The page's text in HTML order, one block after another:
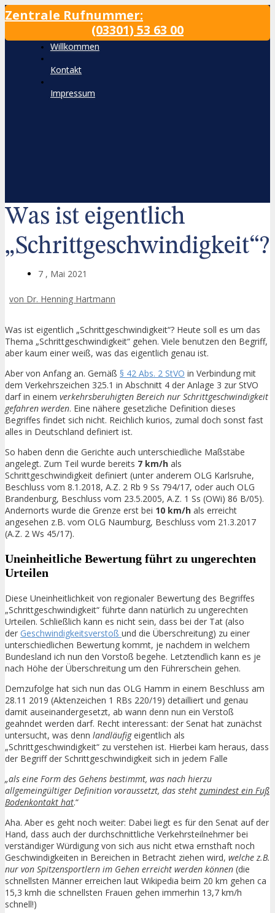
Zum
Inhalt
Zentrale Rufnummer:
(03301) 53 63 00
Willkommen
Kontakt
Impressum
Was ist eigentlich
„Schrittgeschwindigkeit“?
7 , Mai 2021
von Dr. Henning Hartmann
Was ist eigentlich „Schrittgeschwindigkeit“? Heute soll es um das
Thema „Schrittgeschwindigkeit“ gehen. Viele benutzen den Begriff,
aber kaum einer weiß, was das eigentlich genau ist.
Aber von Anfang an. Gemäß § 42 Abs. 2 StVO in Verbindung mit
dem Verkehrszeichen 325.1 in Abschnitt 4 der Anlage 3 zur StVO
darf in einem verkehrsberuhigten Bereich nur Schrittgeschwindigkeit
gefahren werden. Eine nähere gesetzliche Definition dieses
Begriffes findet sich nicht. Reichlich kurios, zumal doch sonst fast
alles in Deutschland definiert ist.
So haben denn die Gerichte auch unterschiedliche Maßstäbe
angelegt. Zum Teil wurde bereits 7 km/h als
Schrittgeschwindigkeit definiert (unter anderem OLG Karlsruhe,
Beschluss vom 8.1.2018, A.Z. 2 Rb 9 Ss 794/17, oder auch OLG
Brandenburg, Beschluss vom 23.5.2005, A.Z. 1 Ss (OWi) 86 B/05).
Andernorts wurde die Grenze erst bei 10 km/h als erreicht
angesehen z.B. vom OLG Naumburg, Beschluss vom 21.3.2017
(A.Z. 2 Ws 45/17).
Uneinheitliche Bewertung führt zu ungerechten
Urteilen
Diese Uneinheitlichkeit von regionaler Bewertung des Begriffes
„Schrittgeschwindigkeit“ führte dann natürlich zu ungerechten
Urteilen. Schließlich kann es nicht sein, dass bei der Tat (also
der Geschwindigkeitsverstoß und die Überschreitung) zu einer
unterschiedlichen Bewertung kommt, je nachdem in welchem
Bundesland ich nun den Vorstoß begehe. Letztendlich kann es je
nach Höhe der Überschreitung um den Führerschein gehen.
Demzufolge hat sich nun das OLG Hamm in einem Beschluss am
28.11 2019 (Aktenzeichen 1 RBs 220/19) detailliert und genau
damit auseinandergesetzt, ab wann denn nun ein Verstoß
geahndet werden darf. Recht interessant: der Senat hat zunächst
untersucht, was denn landläufigeigentlich als
„Schrittgeschwindigkeit“ zu verstehen ist. Hierbei kam heraus, dass
der Begriff der Schrittgeschwindigkeit sich in jedem Falle
„als eine Form des Gehens bestimmt, was nach hierzu
allgemeingültiger Definition voraussetzt, das steht zumindest ein Fuß
Bodenkontakt hat.“
Aha. Aber es geht noch weiter: Dabei liegt es für den Senat auf der
Hand, dass auch der durchschnittliche Verkehrsteilnehmer bei
verständiger Würdigung von sich aus nicht etwa ernsthaft noch
Geschwindigkeiten in Bereichen in Betracht ziehen wird, welche z.B.
nur von Spitzensportlern im Gehen erreicht werden können (die
schnellsten Männer erreichen laut Wikipedia beim 20 km gehen ca
15,3 kmh die schnellsten Frauen gehen immerhin 13,7 km/h
schnell!)